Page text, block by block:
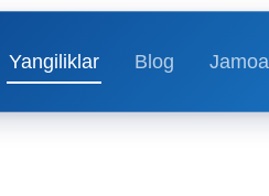
Yangiliklar Blog Jamoa